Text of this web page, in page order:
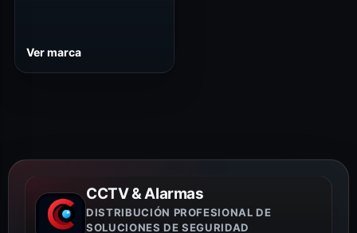
Ver marca
CCTV & Alarmas
DISTRIBUCIÓN PROFESIONAL DE
SOLUCIONES DE SEGURIDAD